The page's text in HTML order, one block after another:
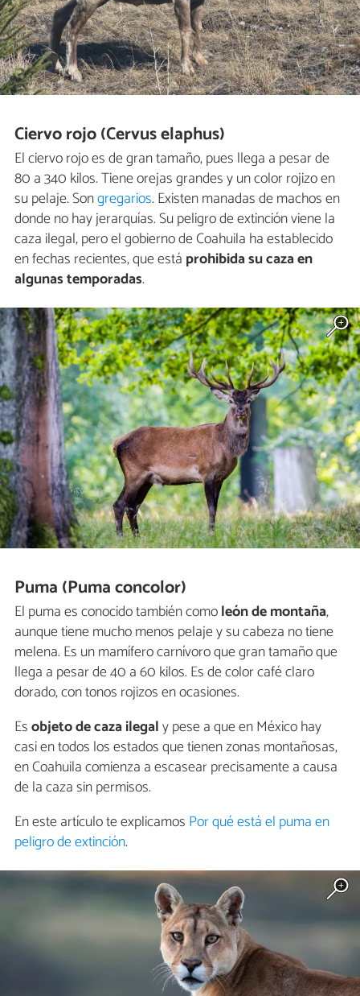
Ciervo rojo (Cervus elaphus)
El ciervo rojo es de gran tamaño, pues llega a pesar de
80 a 340 kilos. Tiene orejas grandes y un color rojizo en
su pelaje. Songregarios. Existen manadas de machos en
donde no hay jerarquías. Su peligro de extinción viene la
caza ilegal, pero el gobierno de Coahuila ha establecido
en fechas recientes, que está prohibida su caza en
algunas temporadas.
Puma (Puma concolor)
El puma es conocido también comoleón de montaña,
aunque tiene mucho menos pelaje y su cabeza no tiene
melena. Es un mamífero carnívoro que gran tamaño que
llega a pesar de 40 a 60 kilos. Es de color café claro
dorado, con tonos rojizos en ocasiones.
Esobjeto de caza ilegaly pese a que en México hay
casi en todos los estados que tienen zonas montañosas,
en Coahuila comienza a escasear precisamente a causa
de la caza sin permisos.
En este artículo te explicamos Por qué está el puma en
peligro de extinción.